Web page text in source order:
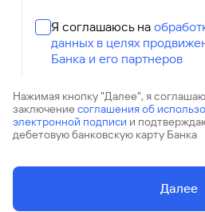
Я соглашаюсь на
данных в целях
Банка и его партнеров
Нажимая кнопку "Далее", я
заключениесоглашения об
электронной подписи и
дебетовую банковскую карту Банка
Далее